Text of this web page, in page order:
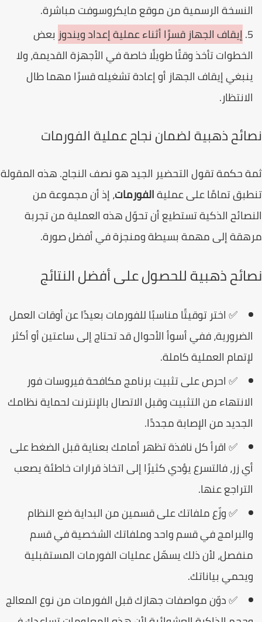
الرسمية من موقع مايكروسوفت مباشرة.
إيقاف الجهاز قسرًا أثناء عملية إعداد ويندوزبعض
تأخذ وقتًا طويلًا خاصة في الأجهزة القديمة، ولا
إيقاف الجهاز أو إعادة تشغيله قسرًا مهما طال
ذهبية لضمان نجاح عملية الفورمات
حكمة تقول التحضير الجيد هو نصف النجاح. هذه المقولة
تمامًا على عمليةالفورمات، إذ أن مجموعة من
الذكية تستطيع أن تحوّل هذه العملية من تجربة
إلى مهمة بسيطة ومنجزة في أفضل صورة.
ذهبية للحصول على أفضل النتائج
✅ اختر توقيتًا مناسبًا للفورمات بعيدًا عن أوقات العمل
ففي أسوأ الأحوال قد تحتاج إلى ساعتين أو أكثر
العملية كاملة.
✅ احرص على تثبيت برنامج مكافحة فيروسات فور
من التثبيت وقبل الاتصال بالإنترنت لحماية نظامك
من الإصابة مجددًا.
✅ اقرأ كل نافذة تظهر أمامك بعناية قبل الضغط على
زر، فالتسرع يؤدي كثيرًا إلى اتخاذ قرارات خاطئة يصعب
عنها.
✅ وزّع ملفاتك على قسمين من البداية ضع النظام
في قسم واحد وملفاتك الشخصية في قسم
لأن ذلك يسهّل عمليات الفورمات المستقبلية
بياناتك.
✅ دوّن مواصفات جهازك قبل الفورمات من نوع المعالج